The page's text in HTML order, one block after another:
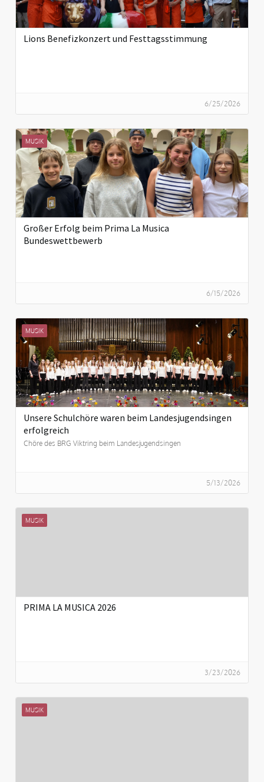
Lions Benefizkonzert und Festtagsstimmung
6/25/2026
MUSIK
Großer Erfolg beim Prima La Musica
Bundeswettbewerb
6/15/2026
MUSIK
Unsere Schulchöre waren beim Landesjugendsingen
erfolgreich
Chöre des BRG Viktring beim Landesjugendsingen
5/13/2026
MUSIK
PRIMA LA MUSICA 2026
3/23/2026
MUSIK